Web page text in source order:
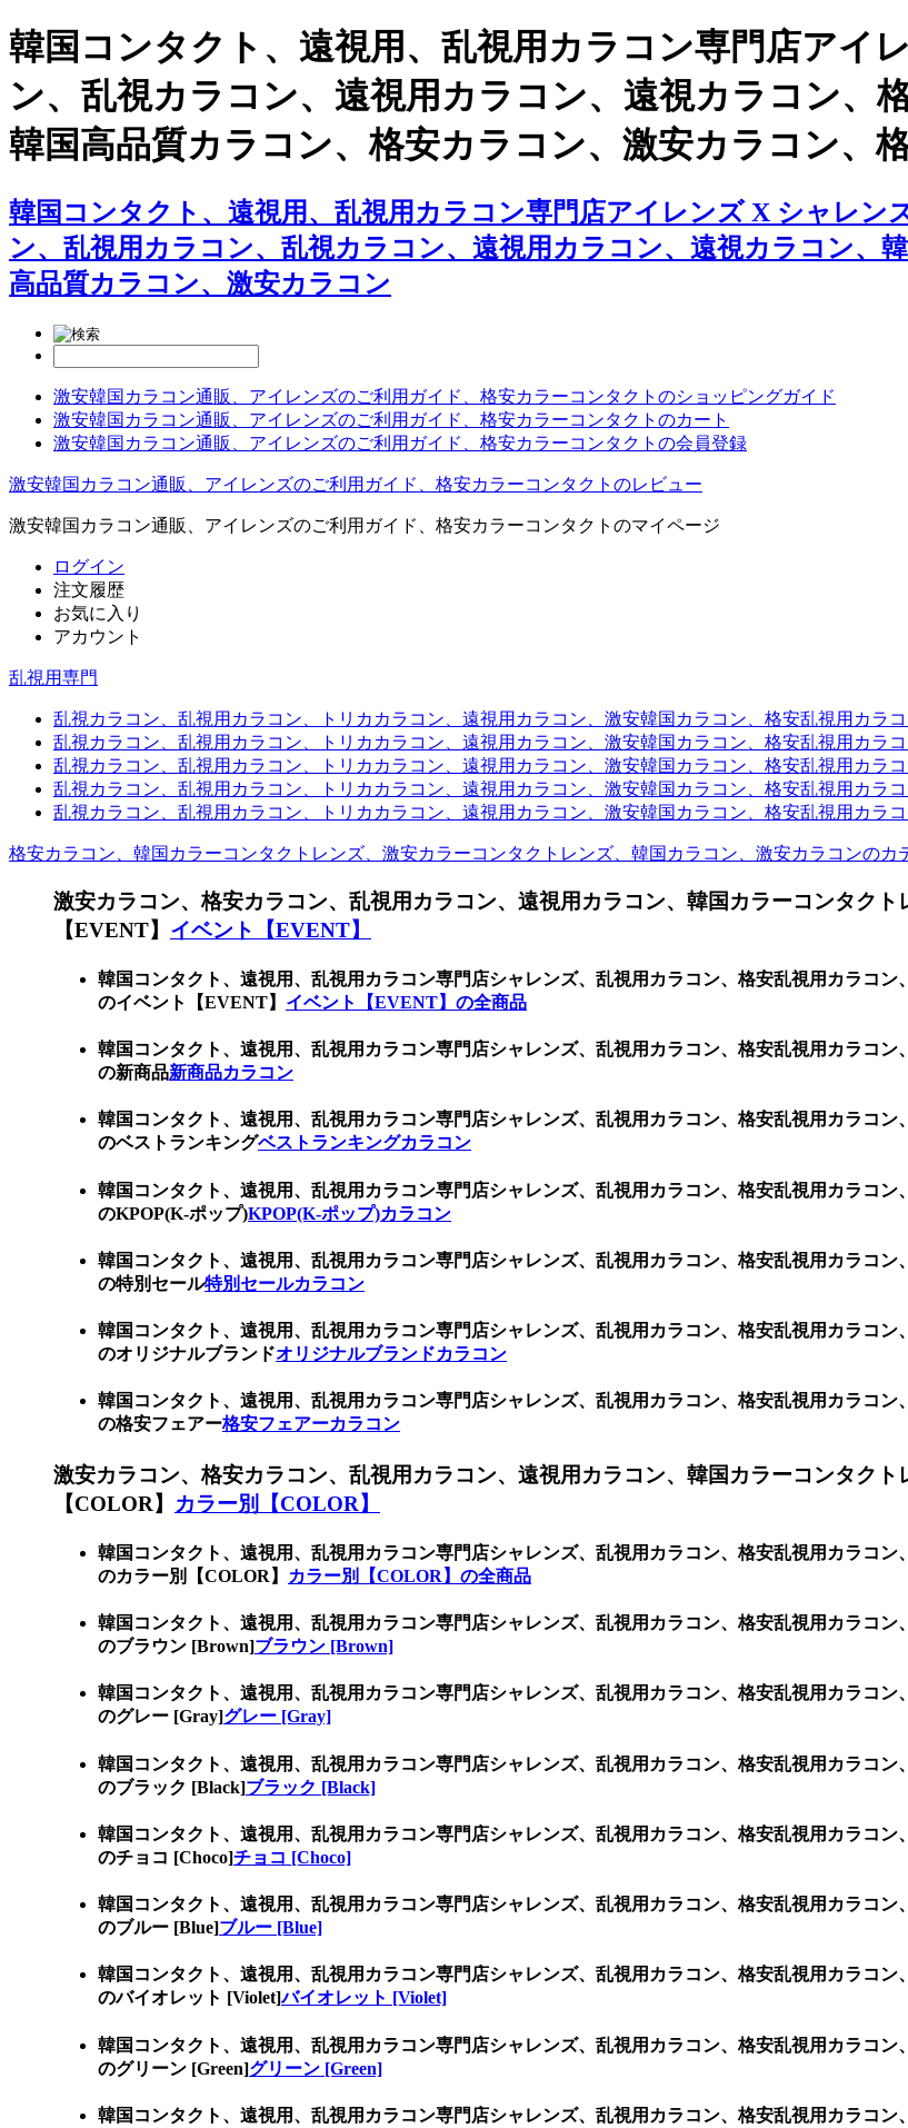
韓国コンタクト、遠視用、乱視用カラコン専門店アイ
ン、乱視カラコン、遠視用カラコン、遠視カラコン、
韓国高品質カラコン、格安カラコン、激安カラコン、
韓国コンタクト、遠視用、乱視用カラコン専門店アイレンズ X シャレン
ン、乱視用カラコン、乱視カラコン、遠視用カラコン、遠視カラコン、
高品質カラコン、激安カラコン
激安韓国カラコン通販、アイレンズのご利用ガイド、格安カラーコンタクトのショッピングガイド
激安韓国カラコン通販、アイレンズのご利用ガイド、格安カラーコンタクトのカート
激安韓国カラコン通販、アイレンズのご利用ガイド、格安カラーコンタクトの会員登録
激安韓国カラコン通販、アイレンズのご利用ガイド、格安カラーコンタクトのレビュー
激安韓国カラコン通販、アイレンズのご利用ガイド、格安カラーコンタクトのマイページ
ログイン
注文履歴
お気に入り
アカウント
乱視用専門
乱視カラコン、乱視用カラコン、トリカカラコン、遠視用カラコン、激安韓国カラコン、格安乱視用カラ
乱視カラコン、乱視用カラコン、トリカカラコン、遠視用カラコン、激安韓国カラコン、格安乱視用カラ
乱視カラコン、乱視用カラコン、トリカカラコン、遠視用カラコン、激安韓国カラコン、格安乱視用カラコ
乱視カラコン、乱視用カラコン、トリカカラコン、遠視用カラコン、激安韓国カラコン、格安乱視用カラコ
乱視カラコン、乱視用カラコン、トリカカラコン、遠視用カラコン、激安韓国カラコン、格安乱視用カラコ
格安カラコン、韓国カラーコンタクトレンズ、激安カラーコンタクトレンズ、韓国カラコン、激安カラコンのカ
激安カラコン、格安カラコン、乱視用カラコン、遠視用カラコン、韓国カラーコンタク
【EVENT】 イベント【EVENT】
韓国コンタクト、遠視用、乱視用カラコン専門店シャレンズ、乱視用カラコン、格安乱視用カラコ
のイベント【EVENT】 イベント【EVENT】の全商品
韓国コンタクト、遠視用、乱視用カラコン専門店シャレンズ、乱視用カラコン、格安乱視用カラコ
の新商品新商品カラコン
韓国コンタクト、遠視用、乱視用カラコン専門店シャレンズ、乱視用カラコン、格安乱視用カラコ
のベストランキングベストランキングカラコン
韓国コンタクト、遠視用、乱視用カラコン専門店シャレンズ、乱視用カラコン、格安乱視用カラコ
のKPOP(K-ポップ)KPOP(K-ポップ)カラコン
韓国コンタクト、遠視用、乱視用カラコン専門店シャレンズ、乱視用カラコン、格安乱視用カラコ
の特別セール特別セールカラコン
韓国コンタクト、遠視用、乱視用カラコン専門店シャレンズ、乱視用カラコン、格安乱視用カラコ
のオリジナルブランドオリジナルブランドカラコン
韓国コンタクト、遠視用、乱視用カラコン専門店シャレンズ、乱視用カラコン、格安乱視用カラコ
の格安フェアー格安フェアーカラコン
激安カラコン、格安カラコン、乱視用カラコン、遠視用カラコン、韓国カラーコンタク
【COLOR】 カラー別【COLOR】
韓国コンタクト、遠視用、乱視用カラコン専門店シャレンズ、乱視用カラコン、格安乱視用カラコ
のカラー別【COLOR】
カラー別【COLOR】の全商品
韓国コンタクト、遠視用、乱視用カラコン専門店シャレンズ、乱視用カラコン、格安乱視用カラコ
のブラウン [Brown]ブラウン [Brown]
韓国コンタクト、遠視用、乱視用カラコン専門店シャレンズ、乱視用カラコン、格安乱視用カラコ
のグレー [Gray]グレー [Gray]
韓国コンタクト、遠視用、乱視用カラコン専門店シャレンズ、乱視用カラコン、格安乱視用カラコ
のブラック [Black]ブラック [Black]
韓国コンタクト、遠視用、乱視用カラコン専門店シャレンズ、乱視用カラコン、格安乱視用カラコ
のチョコ [Choco]チョコ [Choco]
韓国コンタクト、遠視用、乱視用カラコン専門店シャレンズ、乱視用カラコン、格安乱視用カラコ
のブルー [Blue]ブルー [Blue]
韓国コンタクト、遠視用、乱視用カラコン専門店シャレンズ、乱視用カラコン、格安乱視用カラコ
のバイオレット [Violet]バイオレット [Violet]
韓国コンタクト、遠視用、乱視用カラコン専門店シャレンズ、乱視用カラコン、格安乱視用カラコ
のグリーン [Green]グリーン [Green]
韓国コンタクト、遠視用、乱視用カラコン専門店シャレンズ、乱視用カラコン、格安乱視用カラコ